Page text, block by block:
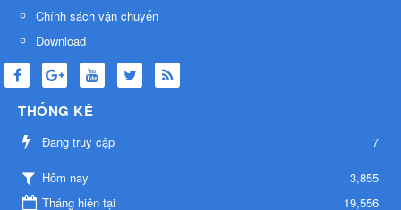
Chính sách vận chuyển
Download
THỐNG KÊ
Đang truy cập 7
Hôm nay
3,855
Tháng hiện tại
19,556